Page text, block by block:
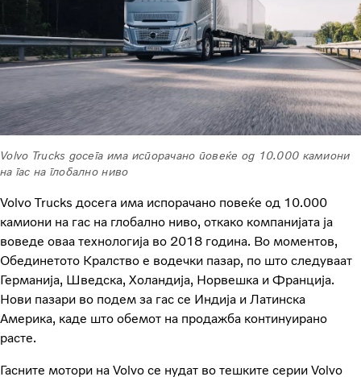
Volvo Trucks досега има испорачано повеќе од 10.000 камиони
на гас на глобално ниво
Volvo Trucks досега има испорачано повеќе од 10.000
камиони на гас на глобално ниво, откако компанијата ја
воведе оваа технологија во 2018 година. Во моментов,
Обединетото Кралство е водечки пазар, по што следуваат
Германија, Шведска, Холандија, Норвешка и Франција.
Нови пазари во подем за гас се Индија и Латинска
Америка, каде што обемот на продажба континуирано
расте.
Гасните мотори на Volvo се нудат во тешките серии Volvo